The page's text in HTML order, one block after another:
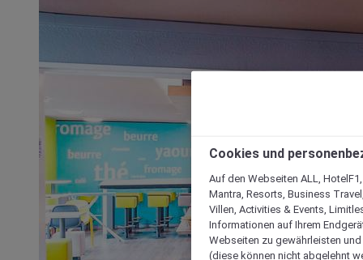
Cookies und
Auf den Webseiten ALL,
Mantra, Resorts, Business
Villen, Activities & Events,
Informationen auf Ihrem
Webseiten zu gewährleisten
(diese können nicht abgelehnt